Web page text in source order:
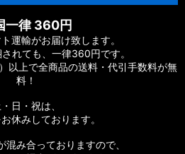
一律 360円
運輸がお届け致します。
れても、一律360円です。
以上で全商品の送料・代引手数料が無
料！
日・祝は、
休みしております。
混み合っておりますので、